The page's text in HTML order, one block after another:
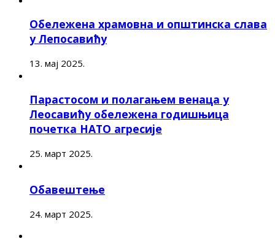
Обележена храмовна и општинска слава
у Лепосавићу
13. мај 2025.
Парастосом и полагањем венаца у
Леосавићу обележена годишњица
почетка НАТО агресије
25. март 2025.
Обавештење
24. март 2025.